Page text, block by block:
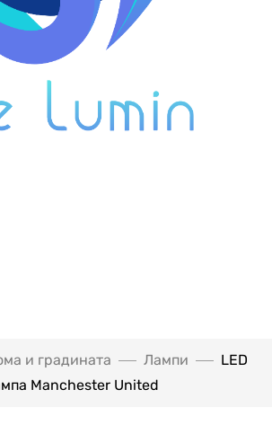
и градината Лампи
LED
Manchester United